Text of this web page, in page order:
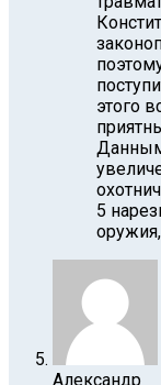
этого
Данным
5
Александр